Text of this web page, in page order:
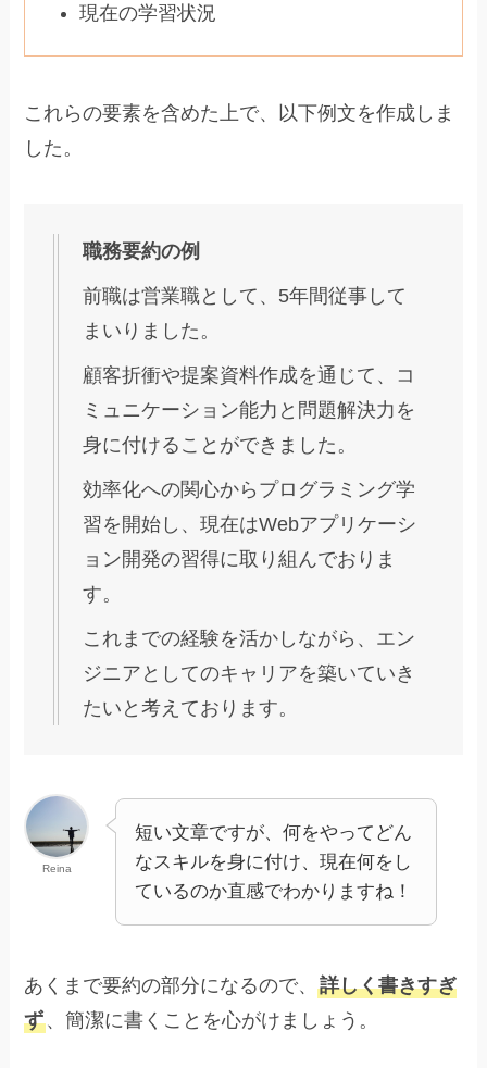
現在の学習状況
これらの要素を含めた上で、以下例文を作成しま
した。
職務要約の例
前職は営業職として、5年間従事して
まいりました。
顧客折衝や提案資料作成を通じて、コ
ミュニケーション能力と問題解決力を
身に付けることができました。
効率化への関心からプログラミング学
習を開始し、現在はWebアプリケーシ
ョン開発の習得に取り組んでおりま
す。
これまでの経験を活かしながら、エン
ジニアとしてのキャリアを築いていき
たいと考えております。
Reina
短い文章ですが、何をやってどん
なスキルを身に付け、現在何をし
ているのか直感でわかりますね！
あくまで要約の部分になるので、詳しく書きすぎ
ず、簡潔に書くことを心がけましょう。